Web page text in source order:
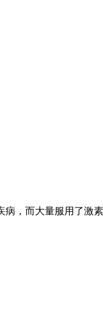
，而大量服用了激